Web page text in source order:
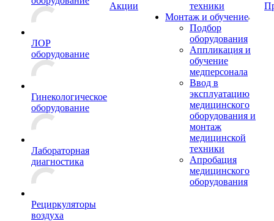
ЛОР
оборудование
Гинекологическое
оборудование
Лабораторная
диагностика
Рециркуляторы
воздуха
Акции
техники
Монтаж и обучение
Подбор
оборудования
Аппликация и
обучение
медперсонала
Ввод в
эксплуатацию
медицинского
оборудования и
монтаж
медицинской
техники
Апробация
медицинского
оборудования